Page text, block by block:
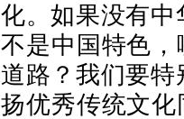
化。如果没有
不是中国特色
道路？我们要
扬优秀传统文